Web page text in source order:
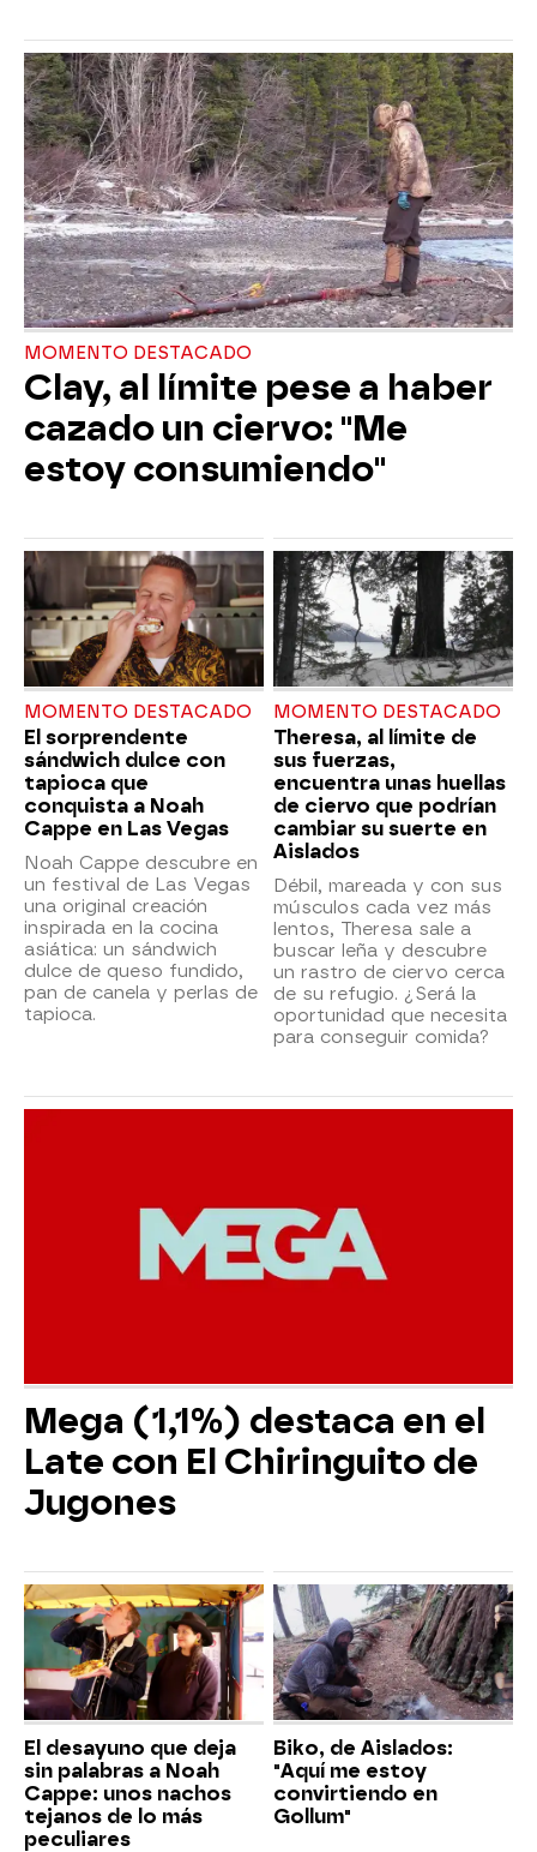
MOMENTO DESTACADO
Clay, al límite pese a haber
cazado un ciervo: "Me
estoy consumiendo"
MOMENTO DESTACADO
El sorprendente
sándwich dulce con
tapioca que
conquista a Noah
Cappe en Las Vegas
Noah Cappe descubre en
un festival de Las Vegas
una original creación
inspirada en la cocina
asiática: un sándwich
dulce de queso fundido,
pan de canela y perlas de
tapioca.
MOMENTO DESTACADO
Theresa, al límite de
sus fuerzas,
encuentra unas huellas
de ciervo que podrían
cambiar su suerte en
Aislados
Débil, mareada y con sus
músculos cada vez más
lentos, Theresa sale a
buscar leña y descubre
un rastro de ciervo cerca
de su refugio. ¿Será la
oportunidad que necesita
para conseguir comida?
Mega (1,1%) destaca en el
Late con El Chiringuito de
Jugones
El desayuno que deja
sin palabras a Noah
Cappe: unos nachos
tejanos de lo más
peculiares
Biko, de Aislados:
"Aquí me estoy
convirtiendo en
Gollum"